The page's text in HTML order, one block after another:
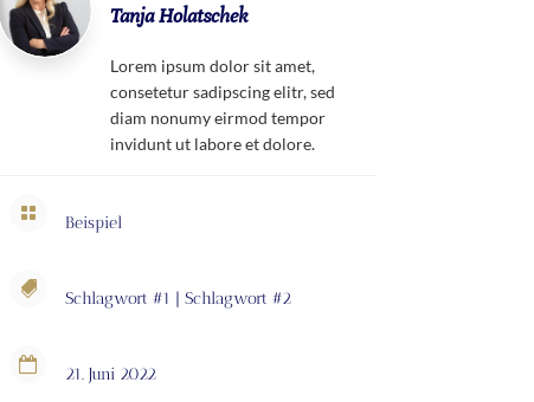
Tanja Holatschek
Lorem ipsum dolor sit amet,
consetetur sadipscing elitr, sed
diam nonumy eirmod tempor
invidunt ut labore et dolore.
 Beispiel
 Schlagwort #1 |Schlagwort #2
 21. Juni 2022